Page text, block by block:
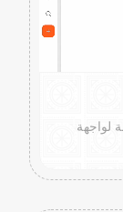
لواجهة